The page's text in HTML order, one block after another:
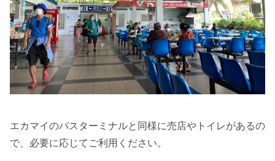
エカマイのバスターミナルと同様に売店やトイレがあるの
で、必要に応じてご利用ください。